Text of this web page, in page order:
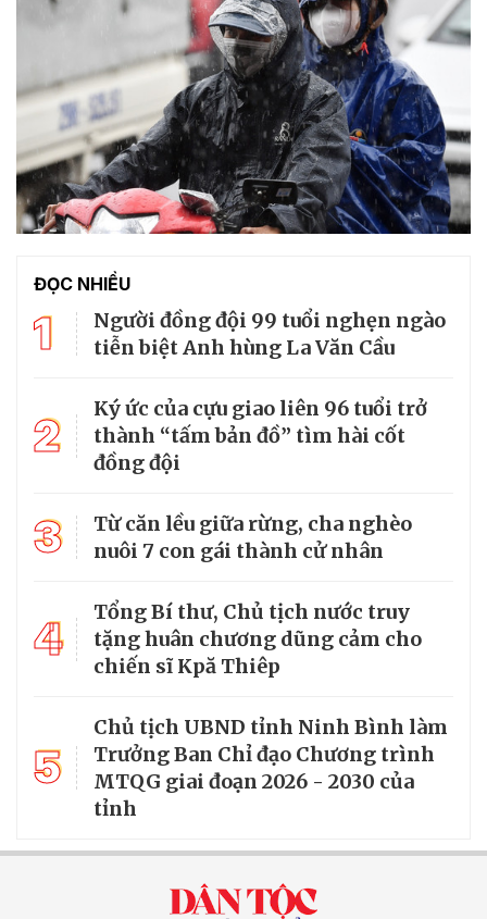
ĐỌC NHIỀU
1
Người đồng đội 99 tuổi nghẹn ngào
tiễn biệt Anh hùng La Văn Cầu
2
Ký ức của cựu giao liên 96 tuổi trở
thành “tấm bản đồ” tìm hài cốt
đồng đội
3
Từ căn lều giữa rừng, cha nghèo
nuôi 7 con gái thành cử nhân
4
Tổng Bí thư, Chủ tịch nước truy
tặng huân chương dũng cảm cho
chiến sĩ Kpă Thiêp
5
Chủ tịch UBND tỉnh Ninh Bình làm
Trưởng Ban Chỉ đạo Chương trình
MTQG giai đoạn 2026 - 2030 của
tỉnh